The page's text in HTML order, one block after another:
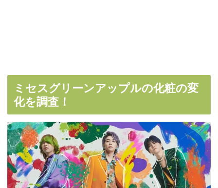
ミセスグリーンアップルの化粧の変
化を調査！